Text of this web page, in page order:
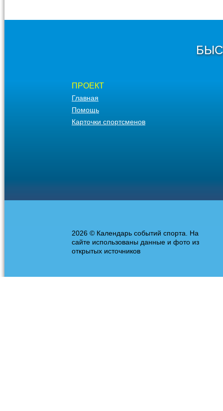
ПРОЕКТ
Главная
Помощь
Карточки спортсменов
2026 © Календарь событий спорта. На
сайте использованы данные и фото из
открытых источников